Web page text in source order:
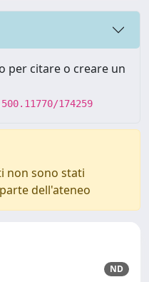
per citare o creare un
174259
non sono stati
dell'ateneo
ND